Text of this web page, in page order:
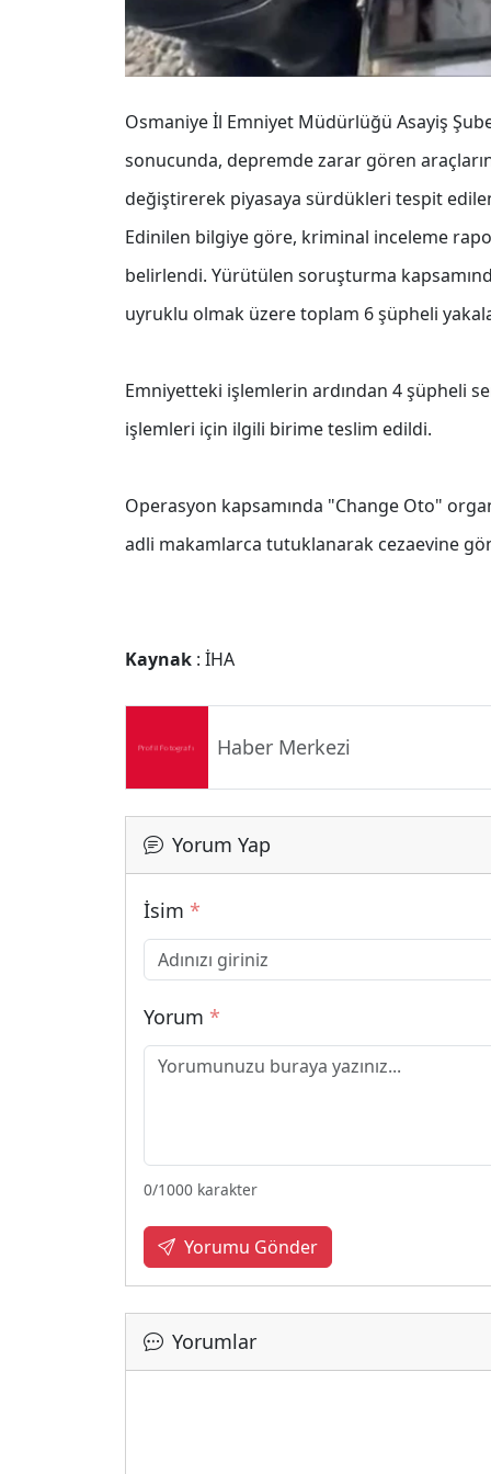
Osmaniye İl Emniyet Müdürlüğü Asayiş
sonucunda, depremde zarar gören
değiştirerek piyasaya sürdükleri tespit
Edinilen bilgiye göre, kriminal inceleme
belirlendi. Yürütülen soruşturma
uyruklu olmak üzere toplam 6 şüpheli
Emniyetteki işlemlerin ardından 4 şüpheli
işlemleri için ilgili birime teslim edildi.
Operasyon kapsamında "Change Oto"
adli makamlarca tutuklanarak cezaevine
Kaynak : İHA
Haber Merkezi
Yorum Yap
İsim *
Yorum *
0/1000 karakter
Yorumu Gönder
Yorumlar